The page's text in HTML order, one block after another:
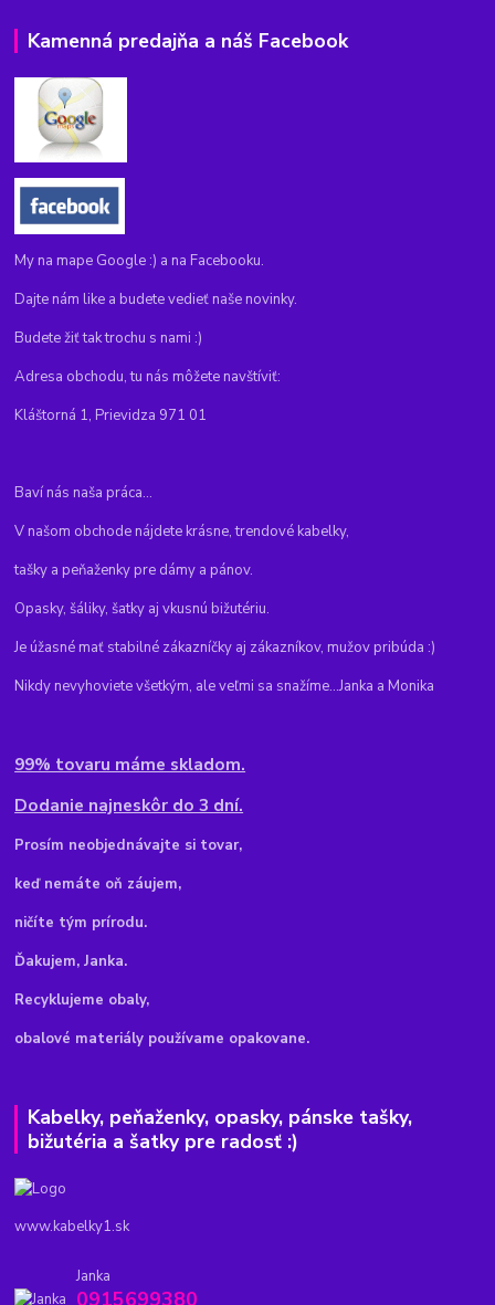
Kamenná predajňa a náš Facebook
My na mape Google :) a na Facebooku.
Dajte nám like a budete vedieť naše novinky.
Budete žiť tak trochu s nami :)
Adresa obchodu, tu nás môžete navštíviť:
Kláštorná 1, Prievidza 971 01
Baví nás naša práca...
V našom obchode nájdete krásne, trendové kabelky,
tašky a peňaženky pre dámy a pánov.
Opasky, šáliky, šatky aj vkusnú bižutériu.
Je úžasné mať stabilné zákazníčky aj zákazníkov, mužov pribúda :)
Nikdy nevyhoviete všetkým, ale veľmi sa snažíme...Janka a Monika
99% tovaru máme skladom.
Dodanie najneskôr do 3 dní.
Prosím neobjednávajte si tovar,
keď nemáte oň záujem,
ničíte tým prírodu.
Ďakujem, Janka.
Recyklujeme obaly,
obalové materiály používame opakovane.
Kabelky, peňaženky, opasky, pánske tašky,
bižutéria a šatky pre radosť :)
www.kabelky1.sk
Janka
0915699380